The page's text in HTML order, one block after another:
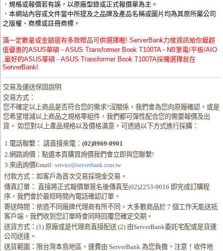
．規格或報價若有誤，以原廠型錄或正式報價單為主。
．本網站內容或文件當中所提及之品牌及產品名稱或圖片均為其原所屬公司
之版權、商標或註冊商標。
滿一定數量或金額還有多款贈品可供選擇喔! ServerBank力梭資訊給你最超
值優惠的ASUS華碩 - ASUS Transformer Book T100TA - NB筆電/平板/AIO
,最好的ASUS華碩 - ASUS Transformer Book T100TA採購選擇就在
ServerBank!
交易及運送保固說明
交易方式：
您不確定以上商品是否符合您的需求?沒關係，我們會為您向原廠確認。或是
您希望增減以上商品之規格零組件，我們都可彈性配合您的需要報價及出
貨。 如您對以上產品規格以及價格滿意，可透過以下方式進行採購：
1.電話聯繫： 請直接來電：(02)8969-0901
2.網路詢價：點選本頁購買詢價我們會立即與您聯繫!
3.來函詢價Email: service@serverbank.com.tw
付款方式：如客戶為首次交易採現金交易。
傳真訂單： 直接將正式報價單簽名後傳真至(02)2253-9016 即完成訂購程
序，我們會於最短時間內電話確認訂單。
寄送時間：依造不同廠牌代理商有所不同，大多數商品於 7 個工作天能送抵
客戶端，我們收到您訂單時會同時回覆您確定交期。
送貨方式：(1) 原廠或是代理商直接配送 (2) 由ServerBank委託宅配或是貨運
公司送達。
送貨範圍：限台灣本島地區，運費由 ServerBank 為您負擔，注意！收件地